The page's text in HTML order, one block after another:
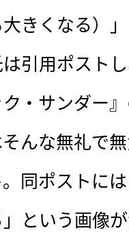
きくなる）
引用ポスト
・サンダー
んな無礼で
同ポストに
という画像